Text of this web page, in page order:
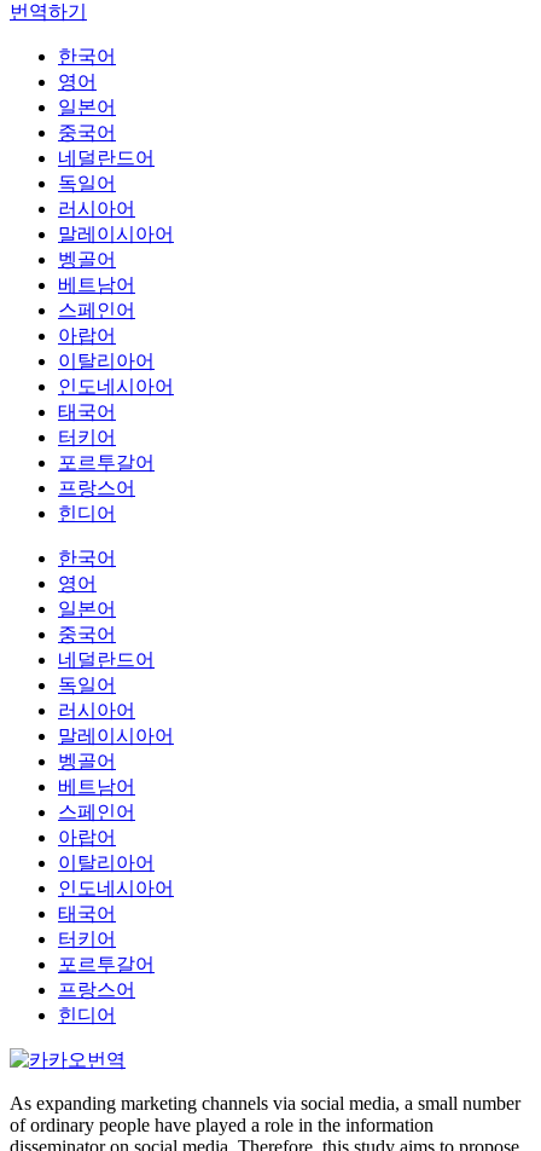
번역하기
한국어
영어
일본어
중국어
네덜란드어
독일어
러시아어
말레이시아어
벵골어
베트남어
스페인어
아랍어
이탈리아어
인도네시아어
태국어
터키어
포르투갈어
프랑스어
힌디어
한국어
영어
일본어
중국어
네덜란드어
독일어
러시아어
말레이시아어
벵골어
베트남어
스페인어
아랍어
이탈리아어
인도네시아어
태국어
터키어
포르투갈어
프랑스어
힌디어
As expanding marketing channels via social media, a small number
of ordinary people have played a role in the information
disseminator on social media. Therefore, this study aims to propose